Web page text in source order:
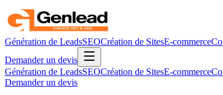
Génération de LeadsSEOCréation de SitesE-commerce
Demander un devis
Génération de LeadsSEOCréation de SitesE-commerce
Demander un devis